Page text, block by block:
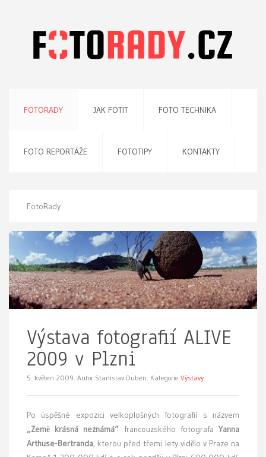
FOTORADY JAK FOTIT FOTO TECHNIKA
FOTO REPORTÁŽE FOTOTIPY KONTAKTY
FotoRady
Výstava fotografií ALIVE
2009 v Plzni
5. květen 2009. Autor Stanislav Duben. Kategorie Výstavy
Po úspěšné expozici velkoplošných fotografií s názvem
„Země krásná neznámá“ francouzského fotografaYanna
Arthuse-Bertranda, kterou před třemi lety vidělo v Praze na